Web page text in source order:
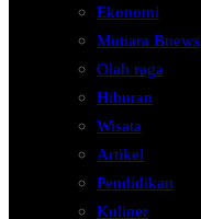
Ekonomi
Mutiara Bnews
Olah raga
Hiburan
Wisata
Artikel
Pendidikan
Kuliner